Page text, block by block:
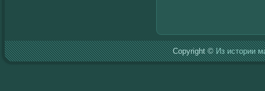
Copyright ©Из истории